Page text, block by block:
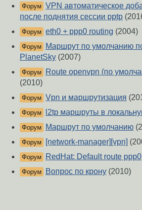
Форум VPN автоматическое
после поднятия сессии pptp
Форум eth0 + ppp0 routing (2004)
Форум
Маршрут по умолчанию
PlanetSky (2007)
Форум
Route openvpn (по
(2010)
Форум Vpn и маршрутизация
Форум l2tp маршруты в
Форум Маршрут по умолчанию
Форум [network-manager][vpn]
Форум RedHat: Default route ppp0
Форум Вопрос по крону (2010)